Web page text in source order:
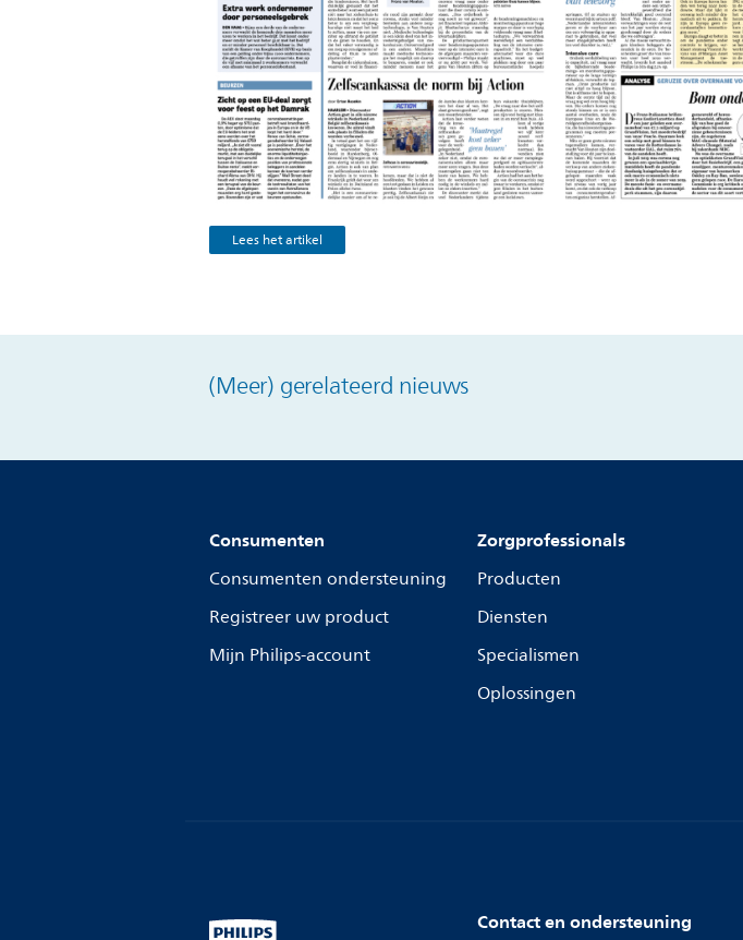
Lees het artikel
(Meer) gerelateerd nieuws
Consumenten
Consumenten ondersteuning
Registreer uw product
Mijn Philips-account
Zorgprofessionals
Producten
Diensten
Specialismen
Oplossingen
Contact en ondersteuning